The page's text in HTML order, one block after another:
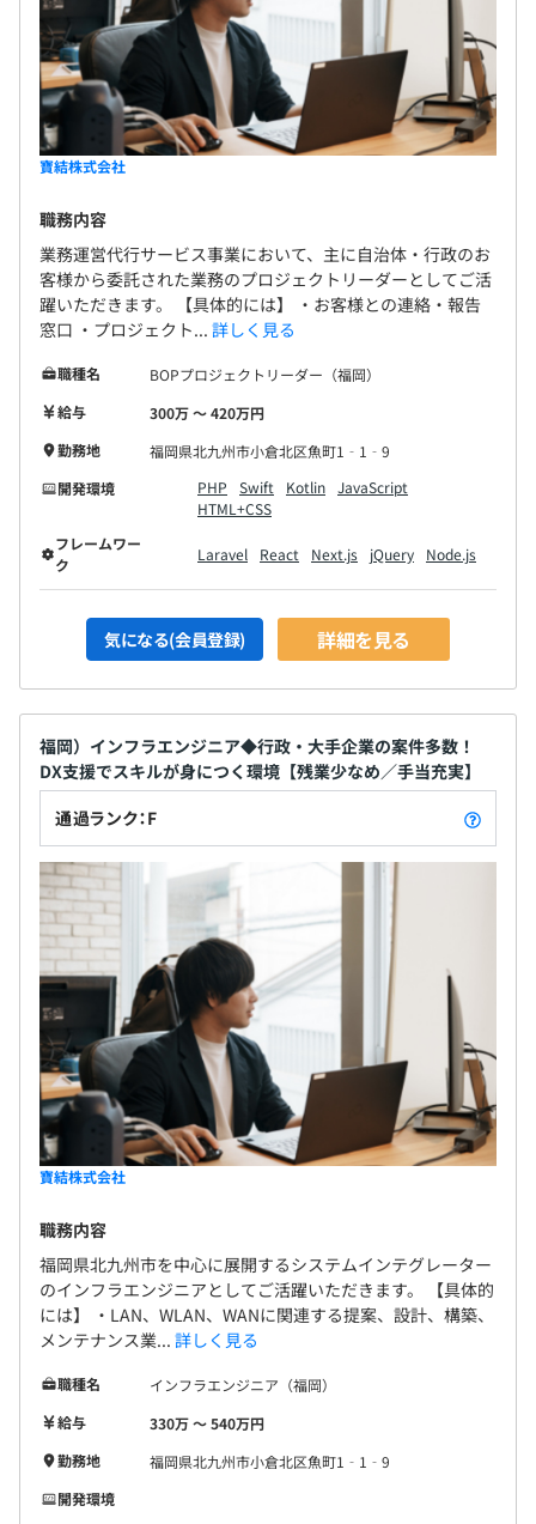
寶結株式会社
職務内容
業務運営代行サービス事業において、主に自治体・行政のお
客様から委託された業務のプロジェクトリーダーとしてご活
躍いただきます。 【具体的には】 ・お客様との連絡・報告
窓口 ・プロジェクト... 詳しく見る
職種名
BOPプロジェクトリーダー（福岡）
給与
300万 〜 420万円
勤務地
福岡県北九州市小倉北区魚町1‐1‐9
開発環境
PHP Swift Kotlin JavaScript
HTML+CSS
フレームワー
ク
Laravel React Next.js jQuery Node.js
気になる(会員登録) 詳細を見る
福岡）インフラエンジニア◆行政・大手企業の案件多数！
DX支援でスキルが身につく環境【残業少なめ／手当充実】
通過ランク：F
寶結株式会社
職務内容
福岡県北九州市を中心に展開するシステムインテグレーター
のインフラエンジニアとしてご活躍いただきます。 【具体的
には】 ・LAN、WLAN、WANに関連する提案、設計、構築、
メンテナンス業... 詳しく見る
職種名
インフラエンジニア（福岡）
給与
330万 〜 540万円
勤務地
福岡県北九州市小倉北区魚町1‐1‐9
開発環境